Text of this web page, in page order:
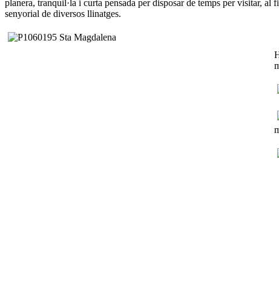
planera, tranquil·la i curta pensada per disposar de temps per visitar,
senyorial de diversos llinatges.